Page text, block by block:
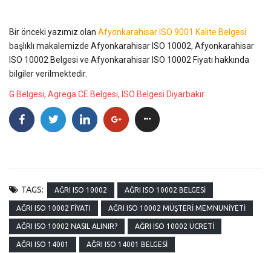
Bir önceki yazımız olan Afyonkarahisar ISO 9001 Kalite Belgesi
başlıklı makalemizde Afyonkarahisar ISO 10002, Afyonkarahisar
ISO 10002 Belgesi ve Afyonkarahisar ISO 10002 Fiyatı hakkında
bilgiler verilmektedir.
G Belgesi, Agrega CE Belgesi, ISO Belgesi Diyarbakır
TAGS: AĞRI ISO 10002 AĞRI ISO 10002 BELGESI
AĞRI ISO 10002 FIYATI AĞRI ISO 10002 MÜŞTERI MEMNUNIYETI
AĞRI ISO 10002 NASIL ALINIR? AĞRI ISO 10002 ÜCRETI
AĞRI ISO 14001 AĞRI ISO 14001 BELGESI